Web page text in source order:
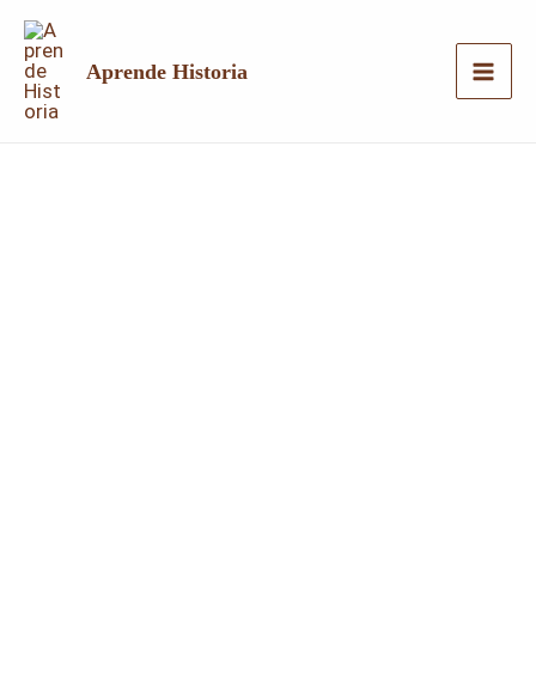
contenido
Aprende Historia